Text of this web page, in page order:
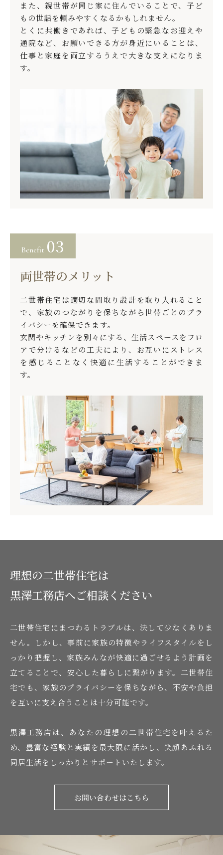
また、親世帯が同じ家に住んでいることで、子ど
もの世話を頼みやすくなるかもしれません。
とくに共働きであれば、子どもの緊急なお迎えや
通院など、お願いできる方が身近にいることは、
仕事と家庭を両立するうえで大きな支えになりま
す。
Benefit 03
両世帯のメリット
二世帯住宅は適切な間取り設計を取り入れること
で、家族のつながりを保ちながら世帯ごとのプラ
イバシーを確保できます。
玄関やキッチンを別々にする、生活スペースをフロ
アで分けるなどの工夫により、お互いにストレス
を感じることなく快適に生活することができま
す。
理想の二世帯住宅は
黒澤工務店へご相談ください
二世帯住宅にまつわるトラブルは、決して少なくありま
せん。しかし、事前に家族の特徴やライフスタイルをし
っかり把握し、家族みんなが快適に過ごせるよう計画を
立てることで、安心した暮らしに繋がります。二世帯住
宅でも、家族のプライバシーを保ちながら、不安や負担
を互いに支え合うことは十分可能です。
黒澤工務店は、あなたの理想の二世帯住宅を叶えるた
め、豊富な経験と実績を最大限に活かし、笑顔あふれる
同居生活をしっかりとサポートいたします。
お問い合わせはこちら